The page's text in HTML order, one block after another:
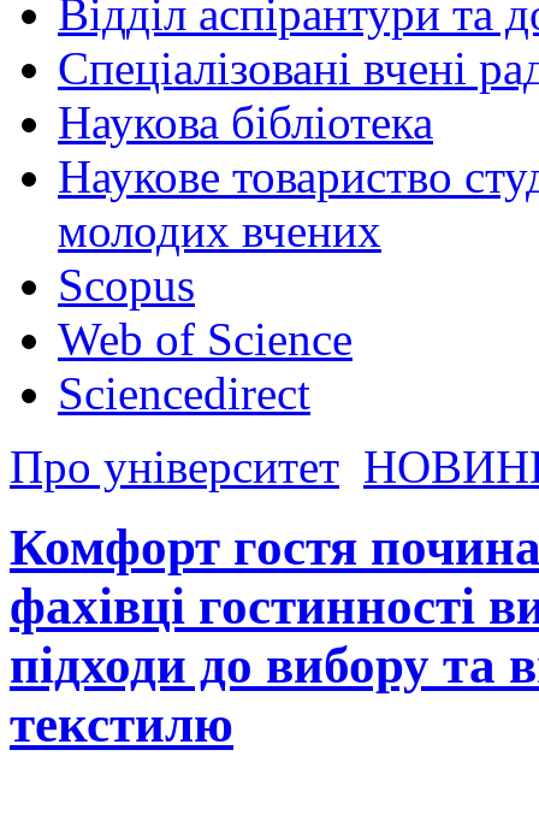
Відділ аспірантури та
Спеціалізовані вчені
Наукова бібліотека
Наукове товариство
молодих вчених
Scopus
Web of Science
Sciencedirect
Про університет
Комфорт гостя
фахівці гостинності
підходи до вибору та
текстилю